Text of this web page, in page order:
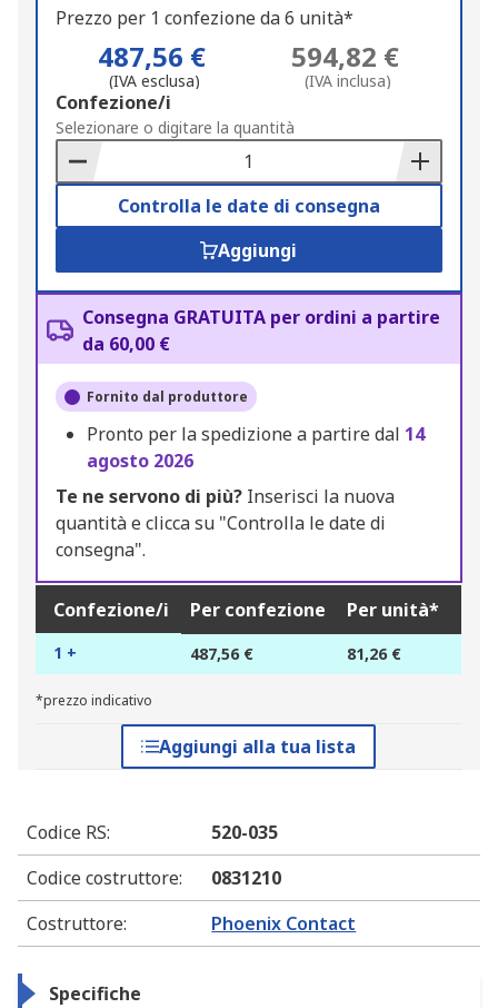
Prezzo per 1 confezione da 6 unità*
487,56 €
(IVA esclusa)
594,82 €
(IVA inclusa)
Add
to
Basket
Confezione/i
Selezionare o digitare la quantità
Controlla le date di consegna
Aggiungi
Consegna GRATUITA per ordini a partire
da 60,00 €
Fornito dal produttore
Pronto per la spedizione a partire dal 14
agosto 2026
Te ne servono di più? Inserisci la nuova
quantità e clicca su "Controlla le date di
consegna".
Confezione/i Per confezione Per unità*
1 + 487,56 € 81,26 €
*prezzo indicativo
Aggiungi alla tua lista
Codice RS:
520-035
Codice costruttore:
0831210
Costruttore: Phoenix Contact
Specifiche